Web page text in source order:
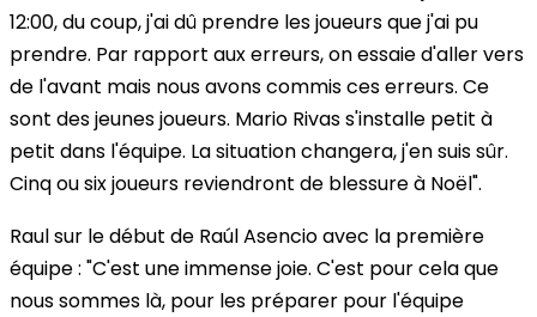
12:00, du coup, j'ai dû prendre les joueurs que j'ai pu
prendre. Par rapport aux erreurs, on essaie d'aller vers
de l'avant mais nous avons commis ces erreurs. Ce
sont des jeunes joueurs. Mario Rivas s'installe petit à
petit dans l'équipe. La situation changera, j'en suis sûr.
Cinq ou six joueurs reviendront de blessure à Noël".
Raul sur le début de Raúl Asencio avec la première
équipe : "C'est une immense joie. C'est pour cela que
nous sommes là, pour les préparer pour l'équipe